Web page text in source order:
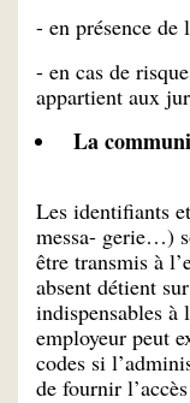
- en présence de
- en cas de
appartient aux
La
Les identifiants
messa- gerie…)
être transmis à
absent détient
indispensables à
employeur peut
codes si
de fournir